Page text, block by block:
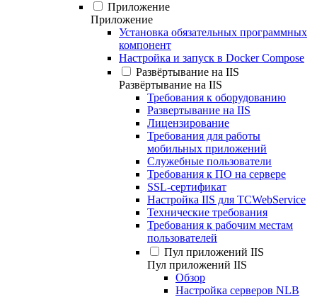
Приложение
Приложение
Установка обязательных программных
компонент
Настройка и запуск в Docker Compose
Развёртывание на IIS
Развёртывание на IIS
Требования к оборудованию
Развертывание на IIS
Лицензирование
Требования для работы
мобильных приложений
Служебные пользователи
Требования к ПО на сервере
SSL-сертификат
Настройка IIS для TCWebService
Технические требования
Требования к рабочим местам
пользователей
Пул приложений IIS
Пул приложений IIS
Обзор
Настройка серверов NLB